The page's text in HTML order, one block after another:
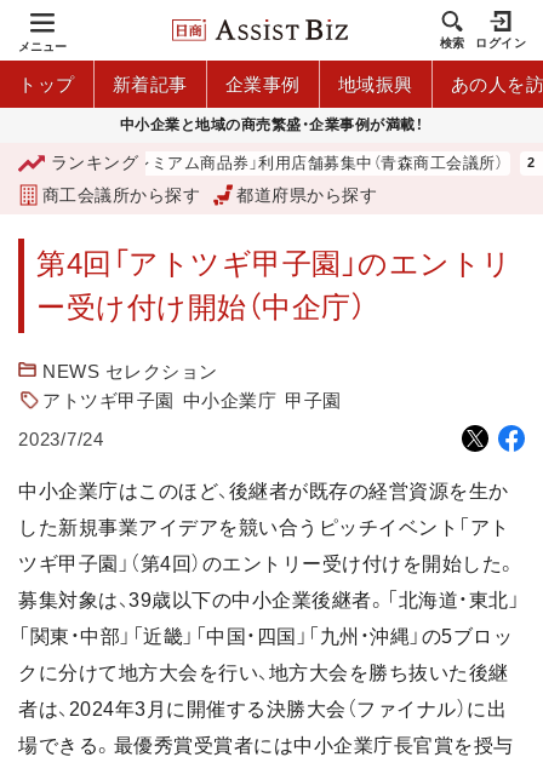
メニュー 検索 ログイン
トップ 新着記事 企業事例 地域振興 あの人を
中小企業と地域の商売繁盛・企業事例が満載！
ランキング
「青森市プレミアム商品券」利用店舗募集中（青森商工会議所）
商工会議所から探す 都道府県から探す
第4回「アトツギ甲子園」のエントリ
ー受け付け開始（中企庁）
NEWS セレクション
アトツギ甲子園 中小企業庁 甲子園
2023/7/24
中小企業庁はこのほど、後継者が既存の経営資源を生か
した新規事業アイデアを競い合うピッチイベント「アト
ツギ甲子園」（第4回）のエントリー受け付けを開始した。
募集対象は、39歳以下の中小企業後継者。「北海道・東北」
「関東・中部」「近畿」「中国・四国」「九州・沖縄」の5ブロッ
クに分けて地方大会を行い、地方大会を勝ち抜いた後継
者は、2024年3月に開催する決勝大会（ファイナル）に出
場できる。最優秀賞受賞者には中小企業庁長官賞を授与